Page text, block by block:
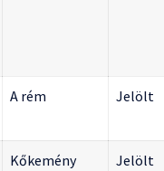
A rém Jelölt
Kőkemény
Jelölt